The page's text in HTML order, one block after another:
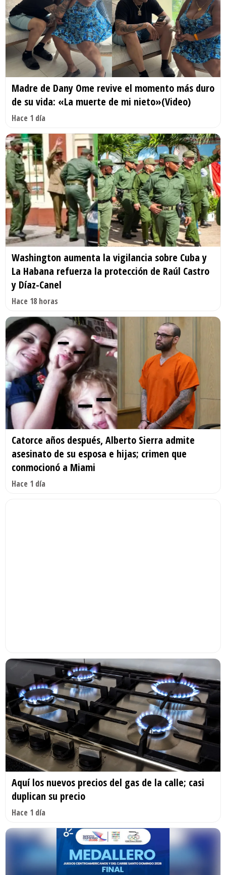
Madre de Dany Ome revive el momento más duro
de su vida: «La muerte de mi nieto»(Video)
Hace 1 día
Washington aumenta la vigilancia sobre Cuba y
La Habana refuerza la protección de Raúl Castro
y Díaz-Canel
Hace 18 horas
Catorce años después, Alberto Sierra admite
asesinato de su esposa e hijas; crimen que
conmocionó a Miami
Hace 1 día
Aquí los nuevos precios del gas de la calle; casi
duplican su precio
Hace 1 día